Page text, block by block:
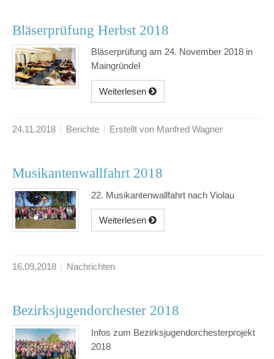
Bläserprüfung Herbst 2018
Bläserprüfung am 24. November 2018 in
Maingründel
Weiterlesen
24.11.2018 Berichte Erstellt von Manfred Wagner
Musikantenwallfahrt 2018
22. Musikantenwallfahrt nach Violau
Weiterlesen
16.09.2018 Nachrichten
Bezirksjugendorchester 2018
Infos zum Bezirksjugendorchesterprojekt
2018